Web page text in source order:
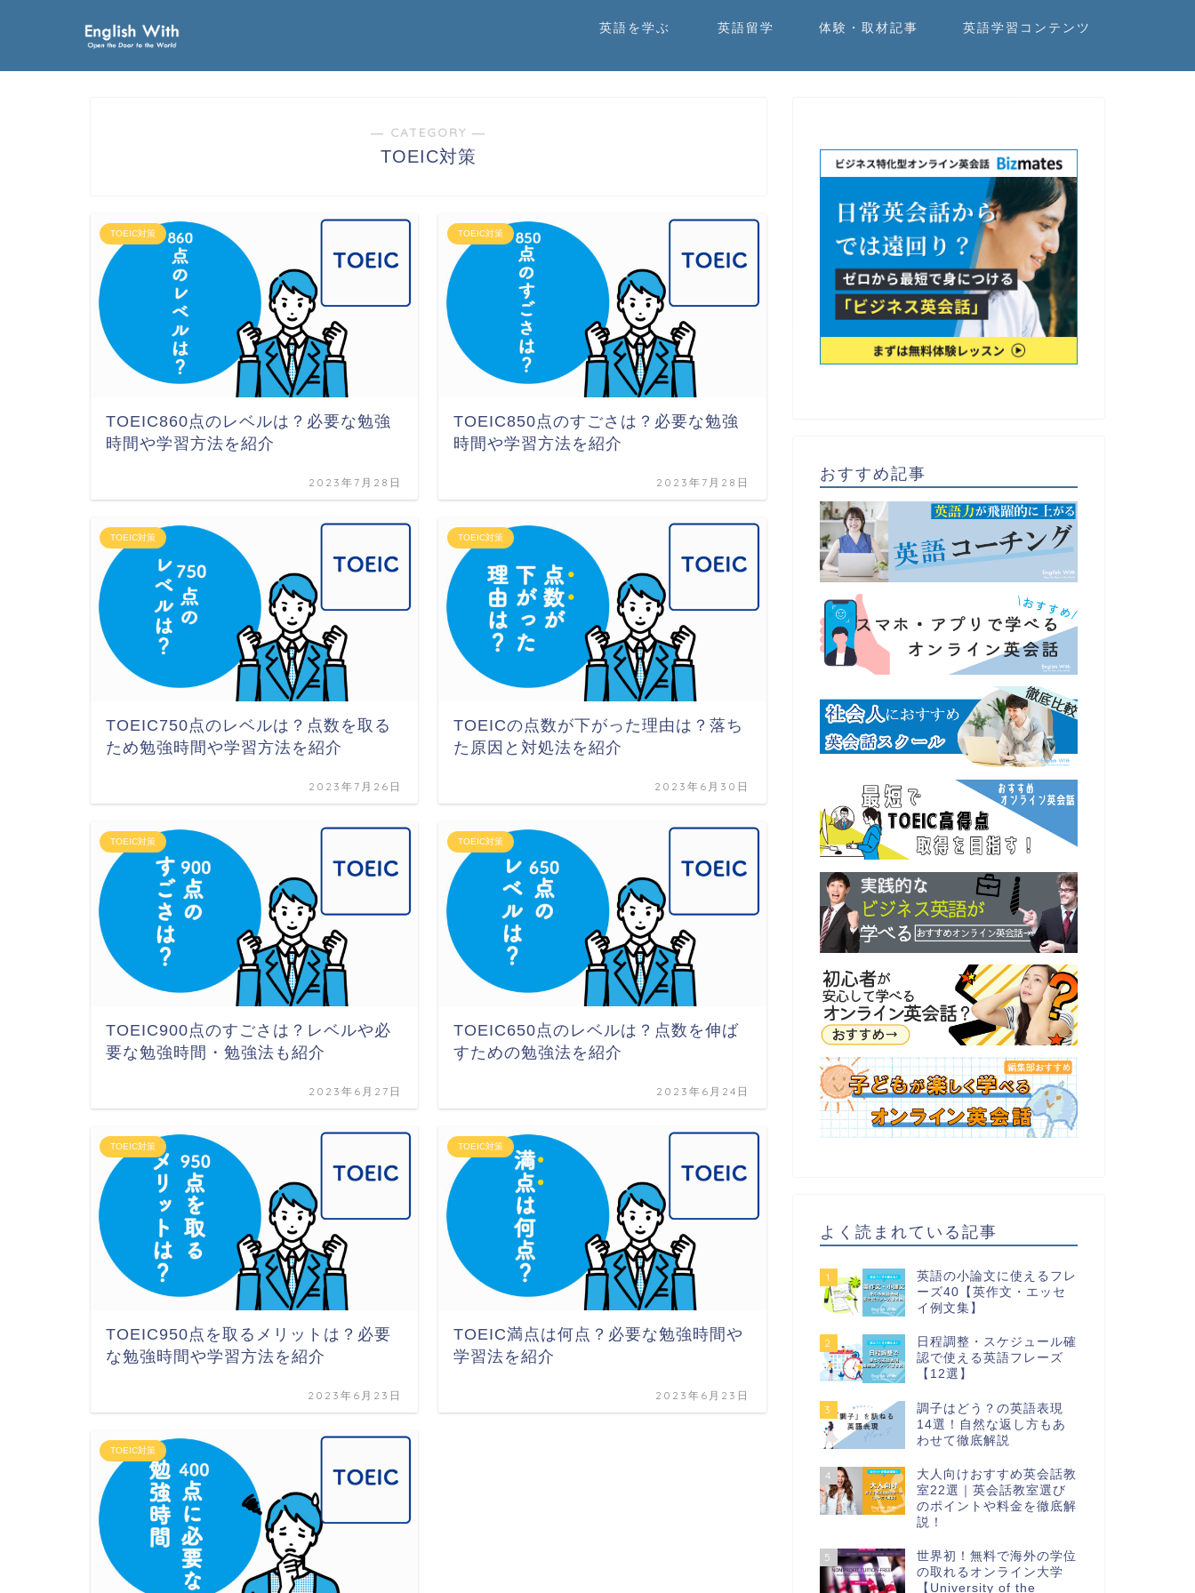
英語を学ぶ 英語留学 体験・取材記事 英語学習コンテンツ
― CATEGORY ―
TOEIC対策
TOEIC対策
TOEIC860点のレベルは？必要な勉強
時間や学習方法を紹介
2023年7月28日
TOEIC対策
TOEIC850点のすごさは？必要な勉強
時間や学習方法を紹介
2023年7月28日
TOEIC対策
TOEIC750点のレベルは？点数を取る
ため勉強時間や学習方法を紹介
2023年7月26日
TOEIC対策
TOEICの点数が下がった理由は？落ち
た原因と対処法を紹介
2023年6月30日
TOEIC対策
TOEIC900点のすごさは？レベルや必
要な勉強時間・勉強法も紹介
2023年6月27日
TOEIC対策
TOEIC650点のレベルは？点数を伸ば
すための勉強法を紹介
2023年6月24日
TOEIC対策
TOEIC950点を取るメリットは？必要
な勉強時間や学習方法を紹介
2023年6月23日
TOEIC対策
TOEIC満点は何点？必要な勉強時間や
学習法を紹介
2023年6月23日
TOEIC対策
おすすめ記事
よく読まれている記事
1
英語の小論文に使えるフレ
ーズ40【英作文・エッセ
イ例文集】
2
日程調整・スケジュール確
認で使える英語フレーズ
【12選】
3
調子はどう？の英語表現
14選！自然な返し方もあ
わせて徹底解説
4
大人向けおすすめ英会話教
室22選｜英会話教室選び
のポイントや料金を徹底解
説！
5
世界初！無料で海外の学位
の取れるオンライン大学
【University of the